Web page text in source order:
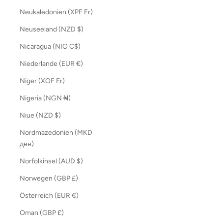
Neukaledonien (XPF Fr)
Neuseeland (NZD $)
Nicaragua (NIO C$)
Niederlande (EUR €)
Niger (XOF Fr)
Nigeria (NGN ₦)
Niue (NZD $)
Nordmazedonien (MKD
ден)
Norfolkinsel (AUD $)
Norwegen (GBP £)
Österreich (EUR €)
Oman (GBP £)